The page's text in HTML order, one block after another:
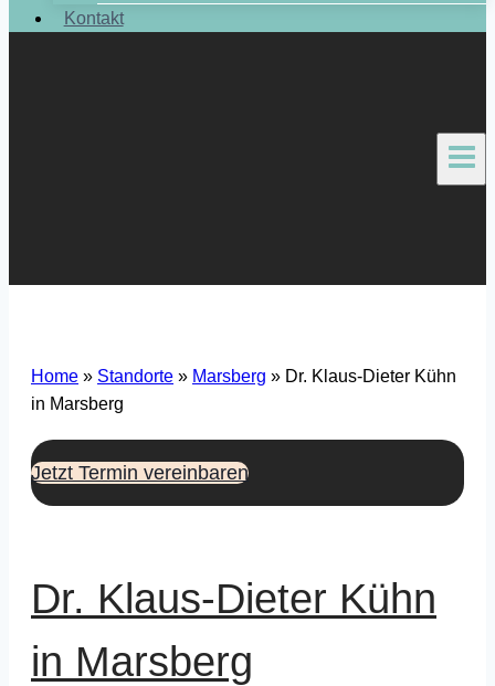
Kontakt
Home » Standorte » Marsberg » Dr. Klaus-Dieter Kühn
in Marsberg
Jetzt Termin vereinbaren
Dr. Klaus-Dieter Kühn
in Marsberg